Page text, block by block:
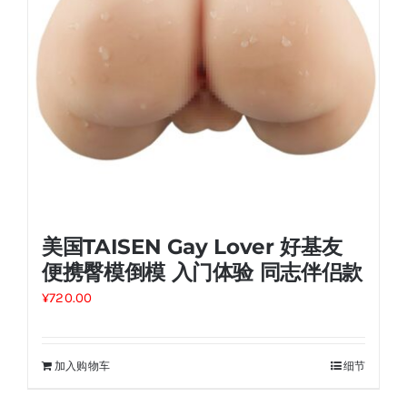
美国TAISEN Gay Lover 好基友
便携臀模倒模 入门体验 同志伴侣款
¥720.00
加入购物车 细节